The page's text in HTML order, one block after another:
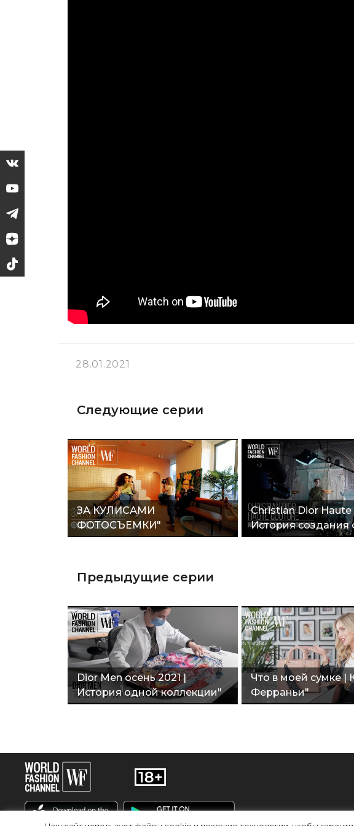
28.01.2021
Следующие серии
ЗА КУЛИСАМИ
ФОТОСЪЕМКИ"
Christian Dior Haute
История создания
Предыдущие серии
Dior Men осень 2021 |
История одной коллекции"
Что в моей сумке |
Ферраньи"